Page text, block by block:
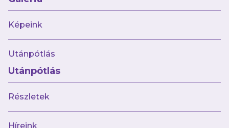
Képeink
Utánpótlás
Utánpótlás
Részletek
Híreink
futsalcsapatunkra hazai pályán